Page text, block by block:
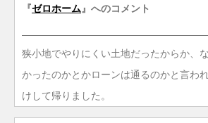
『ゼロホーム 』へのコメント
狭小地でやりにくい土地だったからか、
かったのかとかローンは通るのかと言わ
けして帰りました。